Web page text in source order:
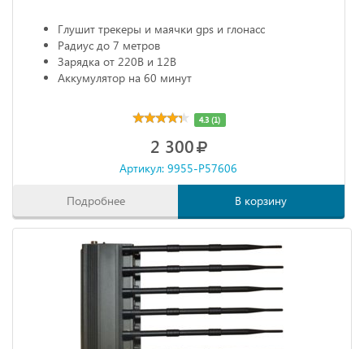
Глушит трекеры и маячки gps и глонасс
Радиус до 7 метров
Зарядка от 220В и 12В
Аккумулятор на 60 минут
4.3 (1)
2 300
Артикул: 9955-P57606
Подробнее В корзину